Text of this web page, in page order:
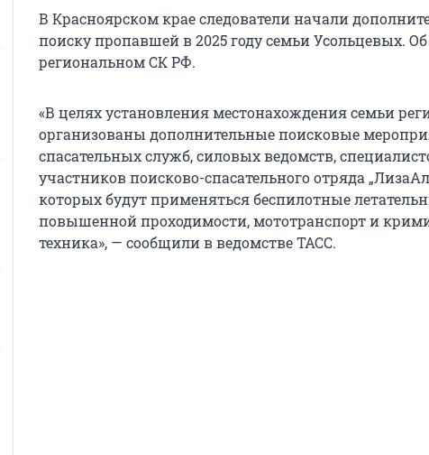
В Красноярском крае следователи начали
поиску пропавшей в 2025 году семьи Усольцевых.
региональном СК РФ.
«В целях установления местонахождения семьи
организованы дополнительные поисковые
спасательных служб, силовых ведомств,
участников поисково-спасательного отряда
которых будут применяться беспилотные
повышенной проходимости, мототранспорт и
техника», — сообщили в ведомстве ТАСС.